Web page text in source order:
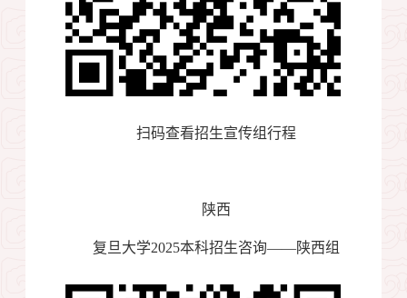
扫码查看招生宣传组行程
陕西
复旦大学2025本科招生咨询——陕西组